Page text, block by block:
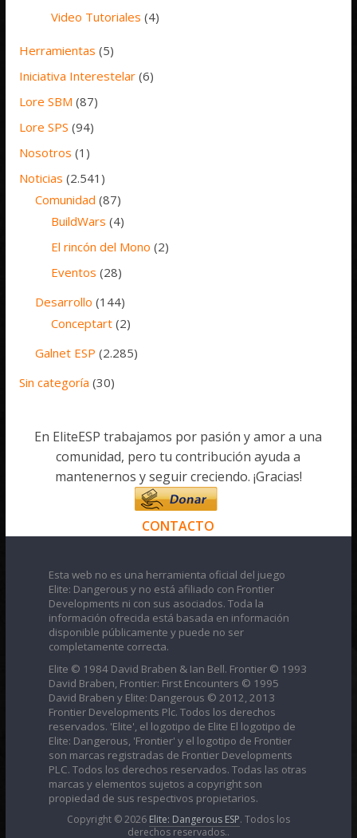
Video Tutoriales (4)
Herramientas (5)
Iniciativa Interestelar (6)
Lore SBM (87)
Lore SPS (94)
Nosotros (1)
Noticias (2.541)
Comunidad (87)
BuildWars (4)
El rincón del Mono (2)
Eventos (28)
Desarrollo (144)
Conceptart (2)
Galnet ESP (2.285)
Sin categoría (30)
En EliteESP trabajamos por pasión y amor a una
comunidad, pero tu contribución ayuda a
mantenernos y seguir creciendo. ¡Gracias!
CONTACTO
Esta web no es una herramienta oficial del juego
Elite: Dangerous y no está afiliado con Frontier
Developments ni con sus asociados. Toda la
información ofrecida está basada en información
disponible públicamente y puede no ser
completamente correcta.
Elite © 1984 David Braben & Ian Bell. Frontier © 1993
David Braben, Frontier: First Encounters © 1995
David Braben y Elite: Dangerous © 2012, 2013
Frontier Developments Plc. Todos los derechos
reservados. 'Elite', el logotipo de Elite El logotipo de
Elite: Dangerous, 'Frontier' y el logotipo de Frontier
son marcas registradas de Frontier Developments
PLC. Todos los derechos reservados. Todas las otras
marcas y elementos sujetos a copyright son
propiedad de sus respectivos propietarios.
Copyright © 2026 Elite: Dangerous ESP. Todos los
derechos reservados..